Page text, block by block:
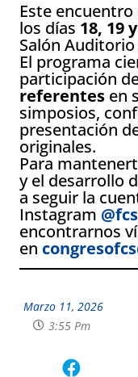
Este
los días 18, 19
Salón
El programa
participación
referentes en
simposios,
presentación
originales.
Para
y el desarrollo
a seguir la
Instagram
encontrarnos
en
Marzo 11, 2026
3:55 Pm